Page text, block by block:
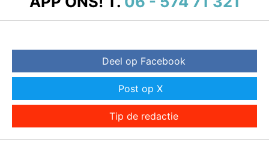
Deel op Facebook
Post op X
Tip de redactie